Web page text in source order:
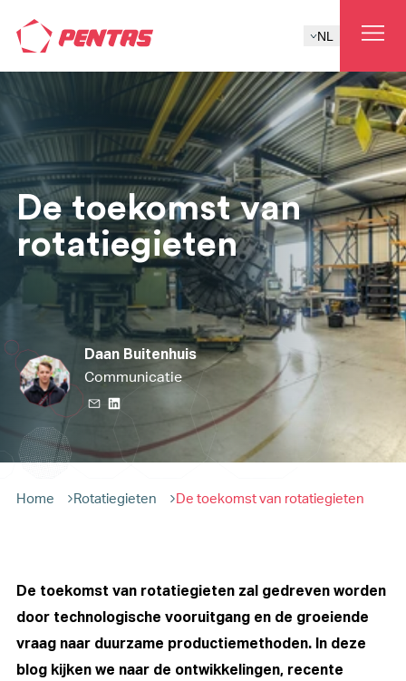
NL
De toekomst van
rotatiegieten
Daan Buitenhuis
Communicatie
Home Rotatiegieten De toekomst van rotatiegieten
De toekomst van rotatiegieten zal gedreven worden
door technologische vooruitgang en de groeiende
vraag naar duurzame productiemethoden. In deze
blog kijken we naar de ontwikkelingen, recente